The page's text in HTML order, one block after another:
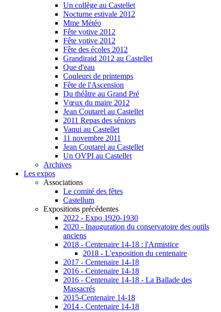
Un collège au Castellet
Nocturne estivale 2012
Mme Météo
Fête votive 2012
Fête votive 2012
Fête des écoles 2012
Grandiraid 2012 au Castellet
Que d'eau
Couleurs de printemps
Fête de l'Ascension
Du théâtre au Grand Pré
Vœux du maire 2012
Jean Coutarel au Castellet
2011 Repas des séniors
Vaqui au Castellet
11 novembre 2011
Jean Coutarel au Castellet
Un OVPI au Castellet
Archives
Les expos
Associations
Le comité des fêtes
Castellum
Expositions précédentes
2022 - Expo 1920-1930
2020 - Inauguration du conservatoire des outils
anciens
2018 - Centenaire 14-18 : l'Armistice
2018 - L'exposition du centenaire
2017 - Centenaire 14-18
2016 - Centenaire 14-18
2016 - Centenaire 14-18 - La Ballade des
Massacrés
2015-Centenaire 14-18
2014 - Centenaire 14-18